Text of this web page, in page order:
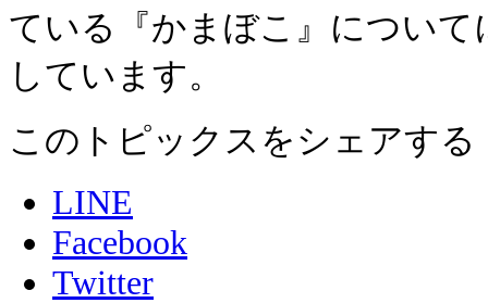
ている『かまぼこ』につい
しています。
このトピックスをシェアする
LINE
Facebook
Twitter